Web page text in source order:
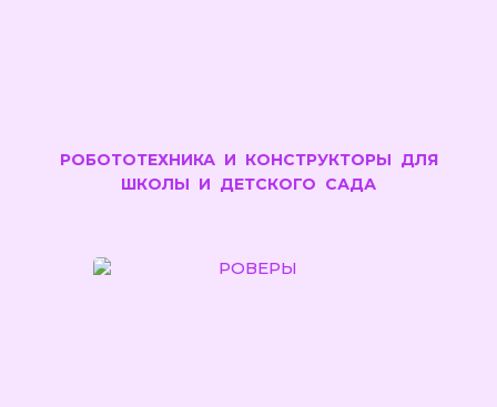
РОБОТОТЕХНИКА И КОНСТРУКТОРЫ ДЛЯ
ШКОЛЫ И ДЕТСКОГО САДА